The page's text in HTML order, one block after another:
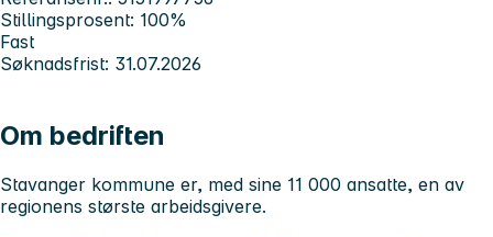
Stillingsprosent: 100%
Fast
Søknadsfrist: 31.07.2026
Om bedriften
Stavanger kommune er, med sine 11 000 ansatte, en av
regionens største arbeidsgivere.